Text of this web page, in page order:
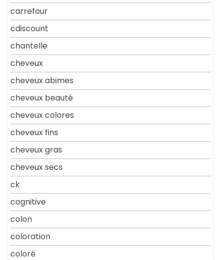
carrefour
cdiscount
chantelle
cheveux
cheveux abimes
cheveux beauté
cheveux colores
cheveux fins
cheveux gras
cheveux secs
ck
cognitive
colon
coloration
coloré